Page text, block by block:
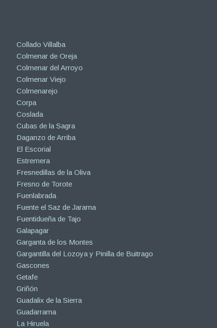
Collado Villalba
Colmenar de Oreja
Colmenar del Arroyo
Colmenar Viejo
Colmenarejo
Corpa
Coslada
Cubas de la Sagra
Daganzo de Arriba
El Escorial
Estremera
Fresnedillas de la Oliva
Fresno de Torote
Fuenlabrada
Fuente el Saz de Jarama
Fuentidueña de Tajo
Galapagar
Garganta de los Montes
Gargantilla del Lozoya y Pinilla de Buitrago
Gascones
Getafe
Griñón
Guadalix de la Sierra
Guadarrama
La Hiruela